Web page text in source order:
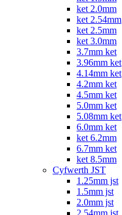
ket 2.0mm
ket 2.54mm
ket 2.5mm
ket 3.0mm
3.7mm ket
3.96mm ket
4.14mm ket
4.2mm ket
4.5mm ket
5.0mm ket
5.08mm ket
6.0mm ket
ket 6.2mm
6.7mm ket
ket 8.5mm
Cyfwerth JST
1.25mm jst
1.5mm jst
2.0mm jst
2.54mm jst